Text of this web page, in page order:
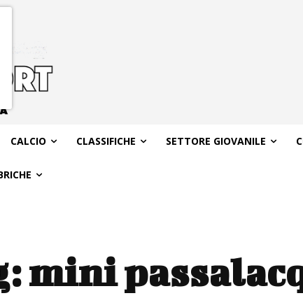
CALCIO CLASSIFICHE SETTORE GIOVANILE
mini